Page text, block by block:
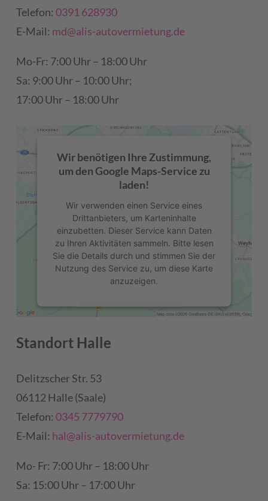
Telefon: 0391 628930
E-Mail: md@alis-autovermietung.de
Mo-Fr: 7:00 Uhr – 18:00 Uhr
Sa: 9:00 Uhr – 10:00 Uhr;
17:00 Uhr – 18:00 Uhr
Wir benötigen Ihre Zustimmung,
um den Google Maps-Service zu
laden!
Wir verwenden einen Service eines
Drittanbieters, um Karteninhalte
einzubetten. Dieser Service kann Daten
zu Ihren Aktivitäten sammeln. Bitte lesen
Sie die Details durch und stimmen Sie der
Nutzung des Service zu, um diese Karte
anzuzeigen.
Mehr Informationen
Akzeptieren
Management Platform
Standort Halle
Delitzscher Str. 53
06112 Halle (Saale)
Telefon: 0345 7779790
E-Mail: hal@alis-autovermietung.de
Mo- Fr: 7:00 Uhr – 18:00 Uhr
Sa: 15:00 Uhr – 17:00 Uhr